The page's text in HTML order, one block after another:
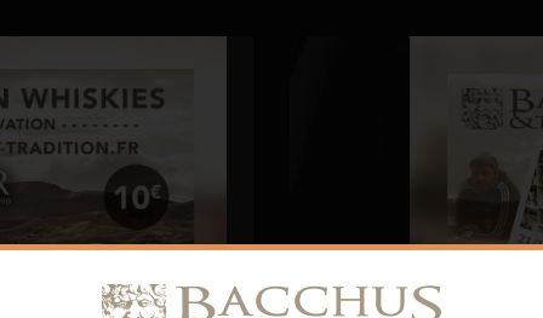
Prix
119,00 € Prix
75,00 €
Prix
3 120,00 €Prix de base
€ -20%
Prix
1 992,00 €
Prix
-